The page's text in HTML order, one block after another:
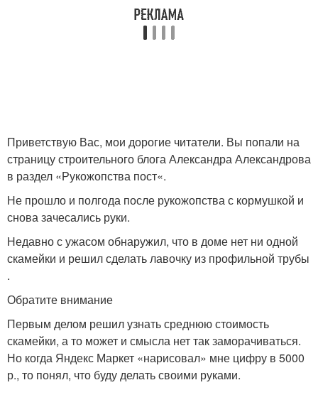
Приветствую Вас, мои дорогие читатели. Вы попали на
страницу строительного блога Александра Александрова
в раздел «Рукожопства пост«.
Не прошло и полгода после рукожопства с кормушкой и
снова зачесались руки.
Недавно с ужасом обнаружил, что в доме нет ни одной
скамейки и решил сделать лавочку из профильной трубы
.
Обратите внимание
Первым делом решил узнать среднюю стоимость
скамейки, а то может и смысла нет так заморачиваться.
Но когда Яндекс Маркет «нарисовал» мне цифру в 5000
р., то понял, что буду делать своими руками.